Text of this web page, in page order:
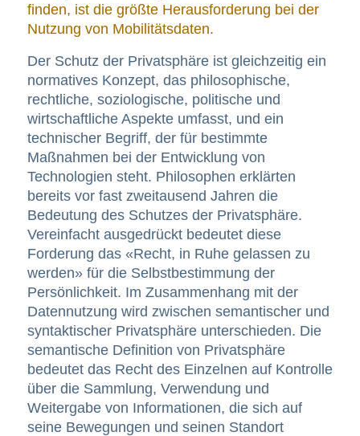
finden, ist die größte Herausforderung bei der
Nutzung von Mobilitätsdaten.
Der Schutz der Privatsphäre ist gleichzeitig ein
normatives Konzept, das philosophische,
rechtliche, soziologische, politische und
wirtschaftliche Aspekte umfasst, und ein
technischer Begriff, der für bestimmte
Maßnahmen bei der Entwicklung von
Technologien steht. Philosophen erklärten
bereits vor fast zweitausend Jahren die
Bedeutung des Schutzes der Privatsphäre.
Vereinfacht ausgedrückt bedeutet diese
Forderung das «Recht, in Ruhe gelassen zu
werden» für die Selbstbestimmung der
Persönlichkeit. Im Zusammenhang mit der
Datennutzung wird zwischen semantischer und
syntaktischer Privatsphäre unterschieden. Die
semantische Definition von Privatsphäre
bedeutet das Recht des Einzelnen auf Kontrolle
über die Sammlung, Verwendung und
Weitergabe von Informationen, die sich auf
seine Bewegungen und seinen Standort